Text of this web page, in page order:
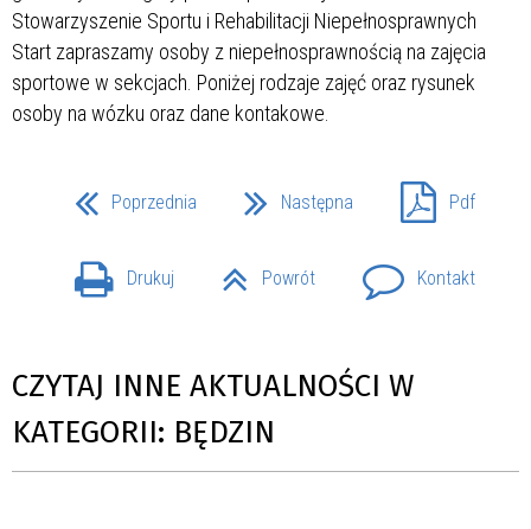
Poprzednia Następna Pdf
Drukuj Powrót Kontakt
CZYTAJ INNE AKTUALNOŚCI W
KATEGORII: BĘDZIN